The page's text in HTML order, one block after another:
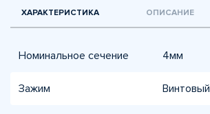
ХАРАКТЕРИСТИКА ОПИСАНИЕ
Номинальное сечение 4мм
Зажим Винтовый